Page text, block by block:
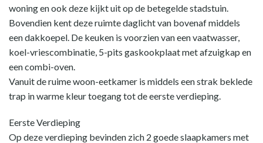
woning en ook deze kijkt uit op de betegelde stadstuin.
Bovendien kent deze ruimte daglicht van bovenaf middels
een dakkoepel. De keuken is voorzien van een vaatwasser,
koel-vriescombinatie, 5-pits gaskookplaat met afzuigkap en
een combi-oven.
Vanuit de ruime woon-eetkamer is middels een strak beklede
trap in warme kleur toegang tot de eerste verdieping.
Eerste Verdieping
Op deze verdieping bevinden zich 2 goede slaapkamers met